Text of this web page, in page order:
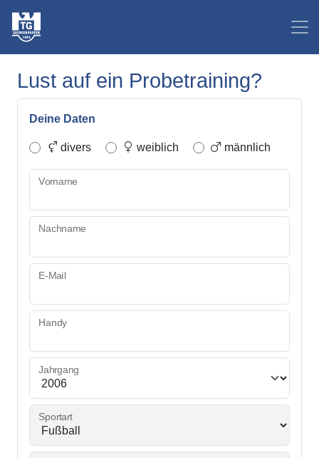
Lust auf ein Probetraining?
Deine Daten
divers weiblich männlich
Vorname
Nachname
E-Mail
Handy
Jahrgang
Sportart